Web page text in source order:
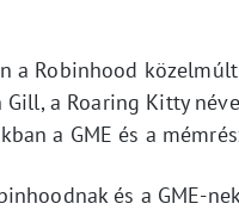
a Robinhood
Gill, a Roaring Kitty
a GME és a
és a GME-